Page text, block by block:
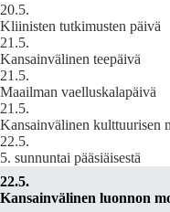
20.5.
Kliinisten tutkimusten päivä
21.5.
Kansainvälinen teepäivä
21.5.
Maailman vaelluskalapäivä
21.5.
Kansainvälinen kulttuurisen
22.5.
5. sunnuntai pääsiäisestä
22.5.
Kansainvälinen luonnon